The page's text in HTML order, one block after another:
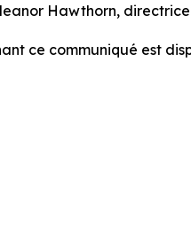
Hawthorn,
ce communiqué est